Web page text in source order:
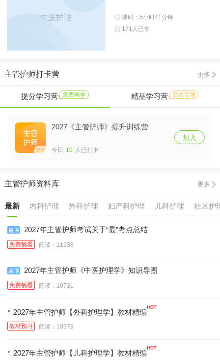
中医护理
课时：5小时41分钟
171人已学
主管护师打卡营 更多
提分学习营 精品学习营
2027《主管护师》提升训练营
今日 10 人已打卡
加入
主管护师资料库 更多
最新 内科护理 外科护理 妇产科护理 儿科护理 社区护
2027年主管护师考试关于“最”考点总结
免费畅看 阅读：11938
2027年主管护师《中医护理学》知识导图
免费畅看 阅读：10731
· 2027年主管护师【外科护理学】教材精编
教材预习 阅读：10379
· 2027年主管护师【儿科护理学】教材精编